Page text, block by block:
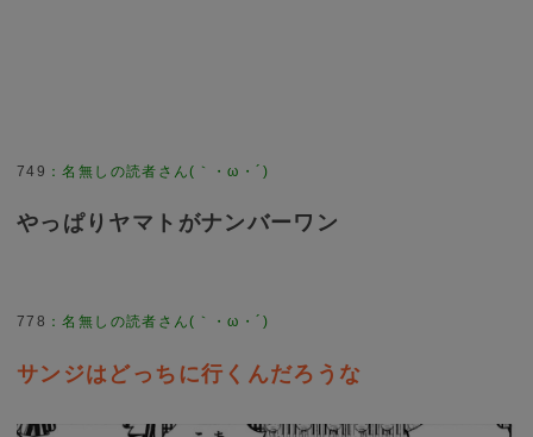
749 ：名無しの読者さん(｀・ω・´)
やっぱりヤマトがナンバーワン
778 ：名無しの読者さん(｀・ω・´)
サンジはどっちに行くんだろうな